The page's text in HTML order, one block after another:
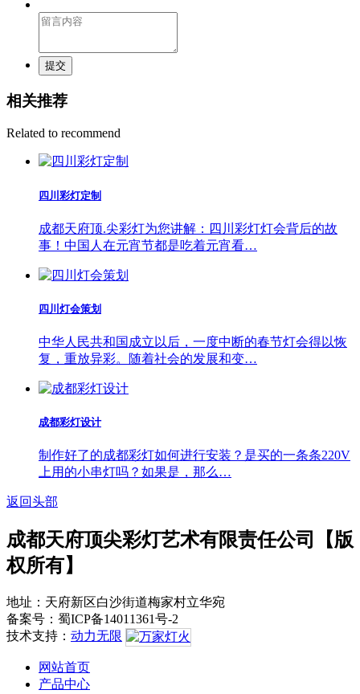
提交
相关推荐
Related to recommend
四川彩灯定制
成都天府顶.尖彩灯为您讲解：四川彩灯灯会背后的故
事！中国人在元宵节都是吃着元宵看…
四川灯会策划
中华人民共和国成立以后，一度中断的春节灯会得以恢
复，重放异彩。随着社会的发展和变…
成都彩灯设计
制作好了的成都彩灯如何进行安装？是买的一条条220V
上用的小串灯吗？如果是，那么…
返回头部
成都天府顶尖彩灯艺术有限责任公司【版
权所有】
地址：天府新区白沙街道梅家村立华宛
备案号：蜀ICP备14011361号-2
技术支持： 动力无限
网站首页
产品中心